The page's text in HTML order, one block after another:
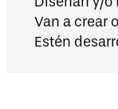
Van a crear
Estén